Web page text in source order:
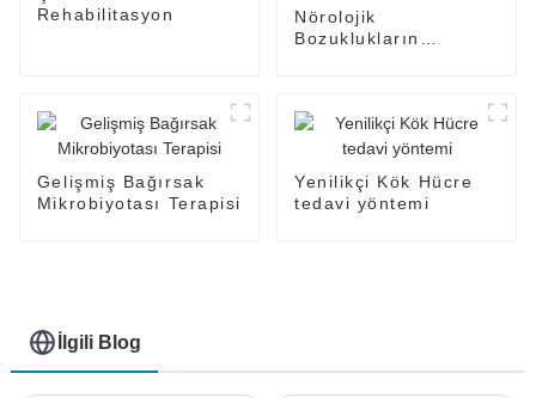
Rehabilitasyon
Nörolojik
Bozuklukların
Gelişmiş Bağırsak
Mikrobiyotası Terapisi
Yenilikçi Kök Hücre
tedavi yöntemi
İlgili Blog